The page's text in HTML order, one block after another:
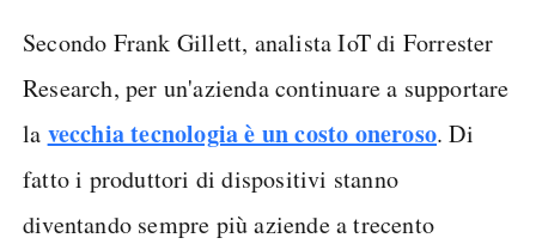
Secondo Frank Gillett, analista IoT di Forrester
Research, per un'azienda continuare a supportare
la vecchia tecnologia è un costo oneroso. Di
fatto i produttori di dispositivi stanno
diventando sempre più aziende a trecento